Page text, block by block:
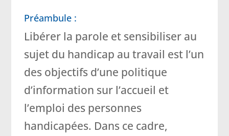
Préambule :
Libérer la parole et sensibiliser au
sujet du handicap au travail est l’un
des objectifs d’une politique
d’information sur l’accueil et
l’emploi des personnes
handicapées. Dans ce cadre,